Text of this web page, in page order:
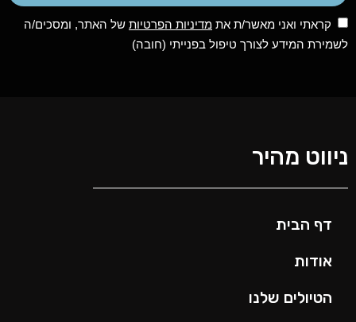
קראתי ואני מאשר/ת את מדיניות הפרטיות של האתר, ומסכים/ה
לשמירת המידע לצורך טיפול בפנייתי (חובה)
ניווט מהיר
דף הבית
אודות
הטיולים שלנו